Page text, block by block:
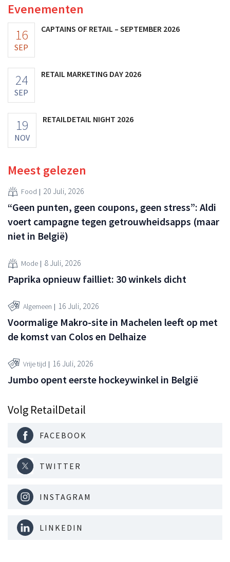
Evenementen
16
SEP
CAPTAINS OF RETAIL – SEPTEMBER 2026
24
SEP
RETAIL MARKETING DAY 2026
19
NOV
RETAILDETAIL NIGHT 2026
Meest gelezen
Food 20 Juli, 2026
“Geen punten, geen coupons, geen stress”: Aldi
voert campagne tegen getrouwheidsapps (maar
niet in België)
Mode 8 Juli, 2026
Paprika opnieuw failliet: 30 winkels dicht
Algemeen 16 Juli, 2026
Voormalige Makro-site in Machelen leeft op met
de komst van Colos en Delhaize
Vrije tijd 16 Juli, 2026
Jumbo opent eerste hockeywinkel in België
Volg RetailDetail
FACEBOOK
TWITTER
INSTAGRAM
LINKEDIN